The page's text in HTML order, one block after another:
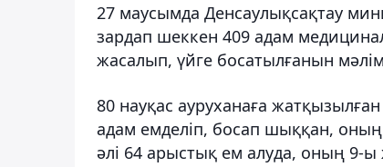
27 маусымда Денсаулықсақтау
зардап шеккен 409 адам
жасалып, үйге босатылғанын
80 науқас ауруханаға
адам емделіп, босап шыққан, оның
әлі 64 арыстық ем алуда, оның 9-ы